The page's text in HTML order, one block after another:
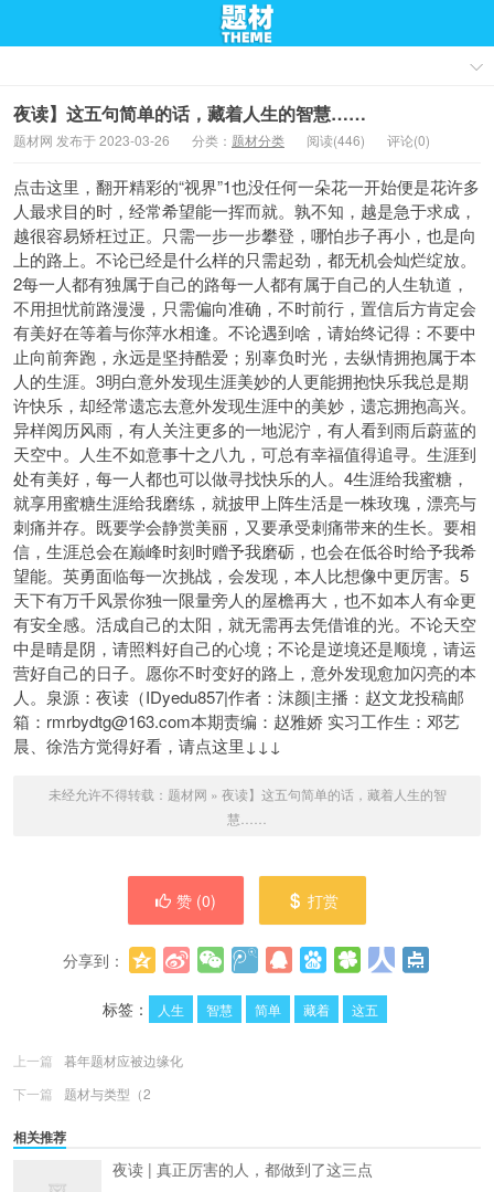
夜读】这五句简单的话，藏着人生的智慧……
题材网 发布于 2023-03-26 分类： 题材分类 阅读(446) 评论(0)
点击这里，翻开精彩的“视界”1也没任何一朵花一开始便是花许多
人最求目的时，经常希望能一挥而就。孰不知，越是急于求成，
越很容易矫枉过正。只需一步一步攀登，哪怕步子再小，也是向
上的路上。不论已经是什么样的只需起劲，都无机会灿烂绽放。
2每一人都有独属于自己的路每一人都有属于自己的人生轨道，
不用担忧前路漫漫，只需偏向准确，不时前行，置信后方肯定会
有美好在等着与你萍水相逢。不论遇到啥，请始终记得：不要中
止向前奔跑，永远是坚持酷爱；别辜负时光，去纵情拥抱属于本
人的生涯。3明白意外发现生涯美妙的人更能拥抱快乐我总是期
许快乐，却经常遗忘去意外发现生涯中的美妙，遗忘拥抱高兴。
异样阅历风雨，有人关注更多的一地泥泞，有人看到雨后蔚蓝的
天空中。人生不如意事十之八九，可总有幸福值得追寻。生涯到
处有美好，每一人都也可以做寻找快乐的人。4生涯给我蜜糖，
就享用蜜糖生涯给我磨练，就披甲上阵生活是一株玫瑰，漂亮与
刺痛并存。既要学会静赏美丽，又要承受刺痛带来的生长。要相
信，生涯总会在巅峰时刻时赠予我磨砺，也会在低谷时给予我希
望能。英勇面临每一次挑战，会发现，本人比想像中更厉害。5
天下有万千风景你独一限量旁人的屋檐再大，也不如本人有伞更
有安全感。活成自己的太阳，就无需再去凭借谁的光。不论天空
中是晴是阴，请照料好自己的心境；不论是逆境还是顺境，请运
营好自己的日子。愿你不时变好的路上，意外发现愈加闪亮的本
人。泉源：夜读（IDyedu857|作者：沫颜|主播：赵文龙投稿邮
箱：rmrbydtg@163.com本期责编：赵雅娇 实习工作生：邓艺
晨、徐浩方觉得好看，请点这里↓↓↓
未经允许不得转载： 题材网 » 夜读】这五句简单的话，藏着人生的智
慧……
赞 (0) 打赏
分享到：
标签：
人生 智慧 简单 藏着 这五
上一篇
暮年题材应被边缘化
下一篇
题材与类型（2
相关推荐
夜读 | 真正厉害的人，都做到了这三点